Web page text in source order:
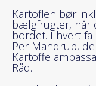
Kartoflen bør
bælgfrugter, når
bordet. I hvert
Per Mandrup,
Råd.